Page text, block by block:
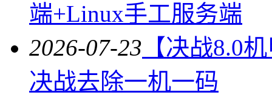
端+Linux手工服务端
2026-07-23 【决战8.0
决战去除一机一码